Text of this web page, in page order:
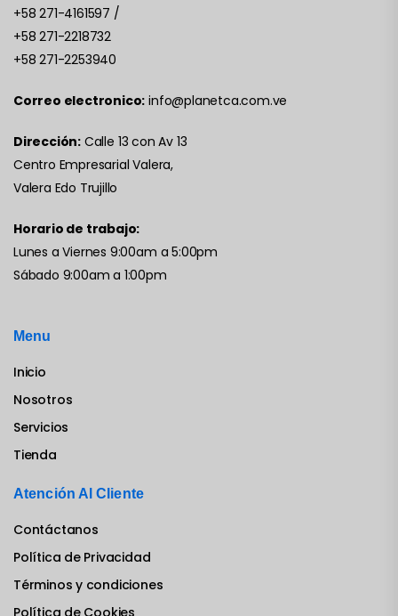
+58 271-4161597 /
+58 271-2218732
+58 271-2253940
Correo electronico: info@planetca.com.ve
Dirección: Calle 13 con Av 13
Centro Empresarial Valera,
Valera Edo Trujillo
Horario de trabajo:
Lunes a Viernes 9:00am a 5:00pm
Sábado 9:00am a 1:00pm
Menu
Inicio
Nosotros
Servicios
Tienda
Atención Al Cliente
Contáctanos
Política de Privacidad
Términos y condiciones
Política de Cookies